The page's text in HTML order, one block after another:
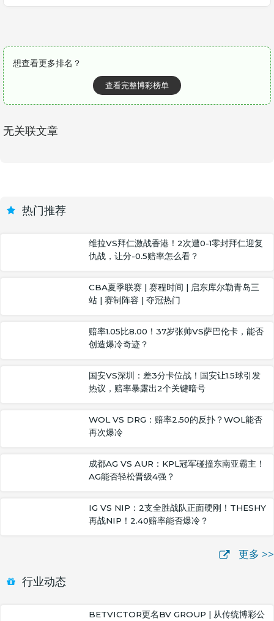
想查看更多排名？
查看完整博彩榜单
无关联文章
热门推荐
维拉VS拜仁激战香港！2次遭0-1零封拜仁迎复
仇战，让分-0.5赔率怎么看？
CBA夏季联赛 | 赛程时间 | 启东库尔勒青岛三
站 | 赛制阵容 | 夺冠热门
赔率1.05比8.00！37岁张帅VS萨巴伦卡，能否
创造爆冷奇迹？
国安VS深圳：差3分卡位战！国安让1.5球引发
热议，赔率暴露出2个关键暗号
WOL VS DRG：赔率2.50的反扑？WOL能否
再次爆冷
成都AG VS AUR：KPL冠军碰撞东南亚霸主！
AG能否轻松晋级4强？
IG VS NIP：2支全胜战队正面硬刚！THESHY
再战NIP！2.40赔率能否爆冷？
更多 >>
行业动态
BETVICTOR更名BV GROUP | 从传统博彩公